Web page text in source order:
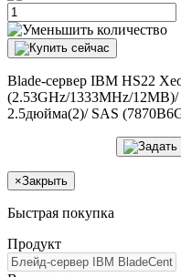
Blade-сервер IBM HS22
(2.53GHz/1333MHz/
2.5дюйма(2)/ SAS
×Закрыть
Быстрая покупка
Продукт